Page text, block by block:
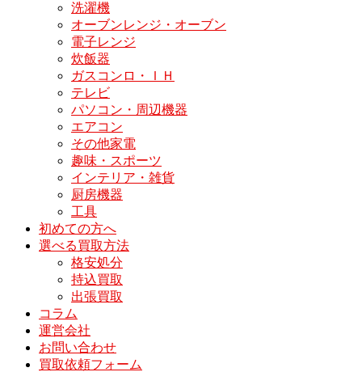
洗濯機
オーブンレンジ・オーブン
電子レンジ
炊飯器
ガスコンロ・ＩＨ
テレビ
パソコン・周辺機器
エアコン
その他家電
趣味・スポーツ
インテリア・雑貨
厨房機器
工具
初めての方へ
選べる買取方法
格安処分
持込買取
出張買取
コラム
運営会社
お問い合わせ
買取依頼フォーム